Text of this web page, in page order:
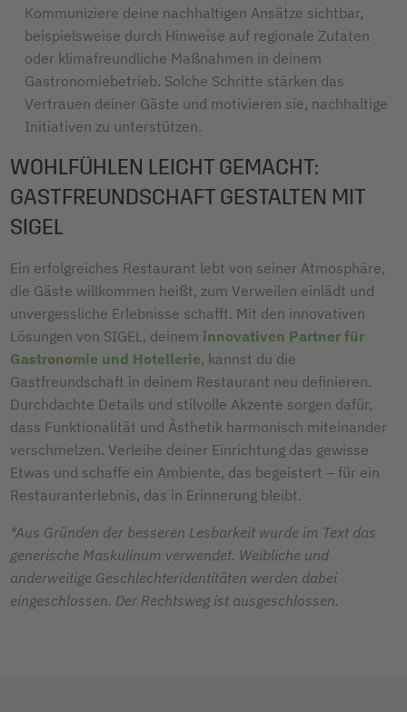
Kommuniziere deine nachhaltigen Ansätze sichtbar,
beispielsweise durch Hinweise auf regionale Zutaten
oder klimafreundliche Maßnahmen in deinem
Gastronomiebetrieb. Solche Schritte stärken das
Vertrauen deiner Gäste und motivieren sie, nachhaltige
Initiativen zu unterstützen.
WOHLFÜHLEN LEICHT GEMACHT:
GASTFREUNDSCHAFT GESTALTEN MIT
SIGEL
Ein erfolgreiches Restaurant lebt von seiner Atmosphäre,
die Gäste willkommen heißt, zum Verweilen einlädt und
unvergessliche Erlebnisse schafft. Mit den innovativen
Lösungen von SIGEL, deinem innovativen Partner für
Gastronomie und Hotellerie, kannst du die
Gastfreundschaft in deinem Restaurant neu definieren.
Durchdachte Details und stilvolle Akzente sorgen dafür,
dass Funktionalität und Ästhetik harmonisch miteinander
verschmelzen. Verleihe deiner Einrichtung das gewisse
Etwas und schaffe ein Ambiente, das begeistert – für ein
Restauranterlebnis, das in Erinnerung bleibt.
*Aus Gründen der besseren Lesbarkeit wurde im Text das
generische Maskulinum verwendet. Weibliche und
anderweitige Geschlechteridentitäten werden dabei
eingeschlossen. Der Rechtsweg ist ausgeschlossen.